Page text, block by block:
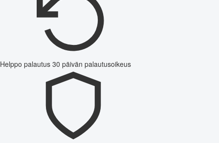
Helppo palautus 30 päivän palautusoikeus